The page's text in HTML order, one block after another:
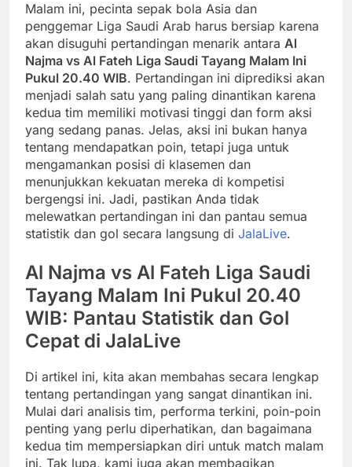
Malam ini, pecinta sepak bola Asia dan
penggemar Liga Saudi Arab harus bersiap karena
akan disuguhi pertandingan menarik antara Al
Najma vs Al Fateh Liga Saudi Tayang Malam Ini
Pukul 20.40 WIB. Pertandingan ini diprediksi akan
menjadi salah satu yang paling dinantikan karena
kedua tim memiliki motivasi tinggi dan form aksi
yang sedang panas. Jelas, aksi ini bukan hanya
tentang mendapatkan poin, tetapi juga untuk
mengamankan posisi di klasemen dan
menunjukkan kekuatan mereka di kompetisi
bergengsi ini. Jadi, pastikan Anda tidak
melewatkan pertandingan ini dan pantau semua
statistik dan gol secara langsung di JalaLive.
Al Najma vs Al Fateh Liga Saudi
Tayang Malam Ini Pukul 20.40
WIB: Pantau Statistik dan Gol
Cepat di JalaLive
Di artikel ini, kita akan membahas secara lengkap
tentang pertandingan yang sangat dinantikan ini.
Mulai dari analisis tim, performa terkini, poin-poin
penting yang perlu diperhatikan, dan bagaimana
kedua tim mempersiapkan diri untuk match malam
ini. Tak lupa, kami juga akan membagikan